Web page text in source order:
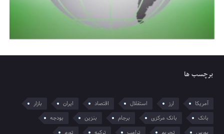
برچسب ها
آمریکا ارز استقلال اقتصاد ایران
بازار
بانک
بانک مرکزی برجام بنزین
بودجه